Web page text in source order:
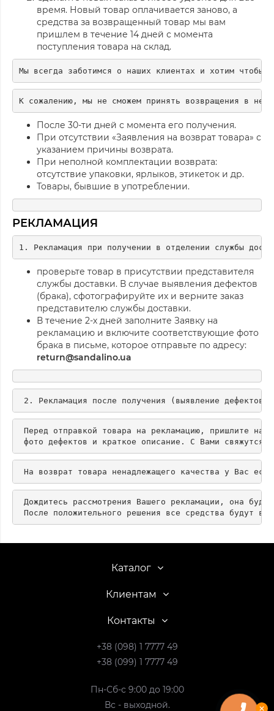
время. Новый товар оплачивается заново, а
средства за возвращенный товар мы вам
пришлем в течение 14 дней с момента
поступления товара на склад.
После 30-ти дней с момента его получения.
При отсутствии «Заявления на возврат товара» с
указанием причины возврата.
При неполной комплектации возврата:
отсутствие упаковки, ярлыков, этикеток и др.
Товары, бывшие в употреблении.
РЕКЛАМАЦИЯ
проверьте товар в присутствии представителя
службы доставки. В случае выявления дефектов
(брака), сфотографируйте их и верните заказ
представителю службы доставки.
В течение 2-х дней заполните Заявку на
рекламацию и включите соответствующие фото
брака в письме, которое отправьте по адресу:
return@sandalino.ua
Перед отправкой товара на рекламацию, пришлите
Дождитесь рассмотрения Вашего рекламации, она
После положительного решения все средства будут
Каталог
Клиентам
Контакты
+38 (098) 1 7777 49
+38 (099) 1 7777 49
Пн-Сб-с 9:00 до 19:00
Вс - выходной.